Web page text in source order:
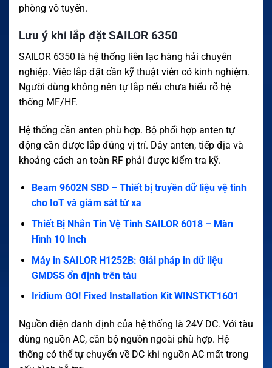
phòng vô tuyến.
Lưu ý khi lắp đặt SAILOR 6350
SAILOR 6350 là hệ thống liên lạc hàng hải chuyên
nghiệp. Việc lắp đặt cần kỹ thuật viên có kinh nghiệm.
Người dùng không nên tự lắp nếu chưa hiểu rõ hệ
thống MF/HF.
Hệ thống cần anten phù hợp. Bộ phối hợp anten tự
động cần được lắp đúng vị trí. Dây anten, tiếp địa và
khoảng cách an toàn RF phải được kiểm tra kỹ.
Beam 9602N SBD – Thiết bị truyền dữ liệu vệ tinh
cho IoT và giám sát từ xa
Thiết Bị Nhắn Tin Vệ Tinh SAILOR 6018 – Màn
Hình 10 Inch
Máy in SAILOR H1252B: Giải pháp in dữ liệu
GMDSS ổn định trên tàu
Iridium GO! Fixed Installation Kit WINSTKT1601
Nguồn điện danh định của hệ thống là 24V DC. Với tàu
dùng nguồn AC, cần bộ nguồn ngoài phù hợp. Hệ
thống có thể tự chuyển về DC khi nguồn AC mất trong